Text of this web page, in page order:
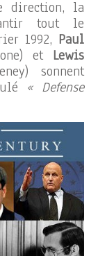
direction, la
tout le
1992, Paul
et Lewis
sonnent
« Defense